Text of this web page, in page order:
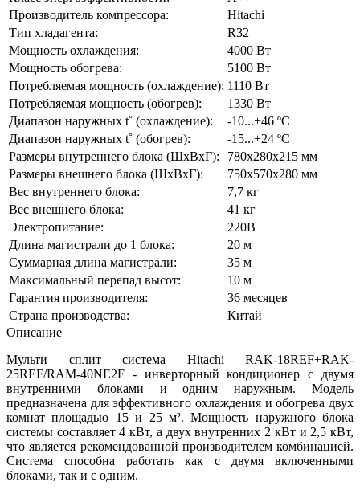
Производитель компрессора:
Hitachi
Тип хладагента:
R32
Мощность охлаждения:
4000 Вт
Мощность обогрева:
5100 Вт
Потребляемая мощность (охлаждение): 1110 Вт
Потребляемая мощность (обогрев):
1330 Вт
Диапазон наружных t˚ (охлаждение):
-10...+46 ºC
Диапазон наружных t˚ (обогрев):
-15...+24 ºC
Размеры внутреннего блока (ШхВхГ):
780х280х215 мм
Размеры внешнего блока (ШхВхГ):
750х570х280 мм
Вес внутреннего блока:
7,7 кг
Вес внешнего блока:
41 кг
Электропитание:
220В
Длина магистрали до 1 блока:
20 м
Суммарная длина магистрали:
35 м
Максимальный перепад высот:
10 м
Гарантия производителя:
36 месяцев
Страна производства:
Китай
Описание
Мульти сплит система Hitachi RAK-18REF+RAK-
25REF/RAM-40NE2F - инверторный кондиционер с двумя
внутренними блоками и одним наружным. Модель
предназначена для эффективного охлаждения и обогрева двух
комнат площадью 15 и 25 м². Мощность наружного блока
системы составляет 4 кВт, а двух внутренних 2 кВт и 2,5 кВт,
что является рекомендованной производителем комбинацией.
Система способна работать как с двумя включенными
блоками, так и с одним.